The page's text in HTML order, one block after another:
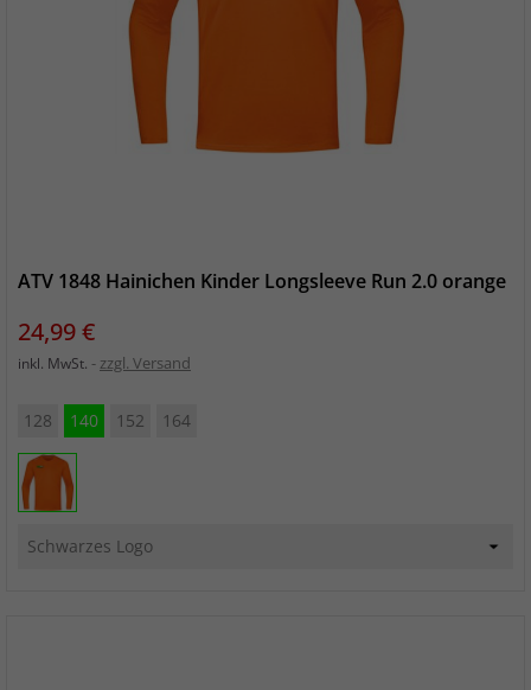
ATV 1848 Hainichen Kinder Longsleeve Run 2.0 orange
Preis
24,99 €
inkl. MwSt. zzgl. Versand
128 140 152 164